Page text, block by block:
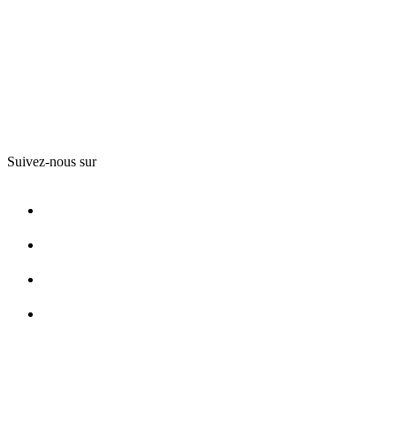
Suivez-nous sur